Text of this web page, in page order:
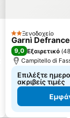
2 Αστέρια
Ξενοδοχείο
Garnì
9,0 Εξαιρετικό (
Campitello di
Επιλέξτε
ακριβείς τιμές